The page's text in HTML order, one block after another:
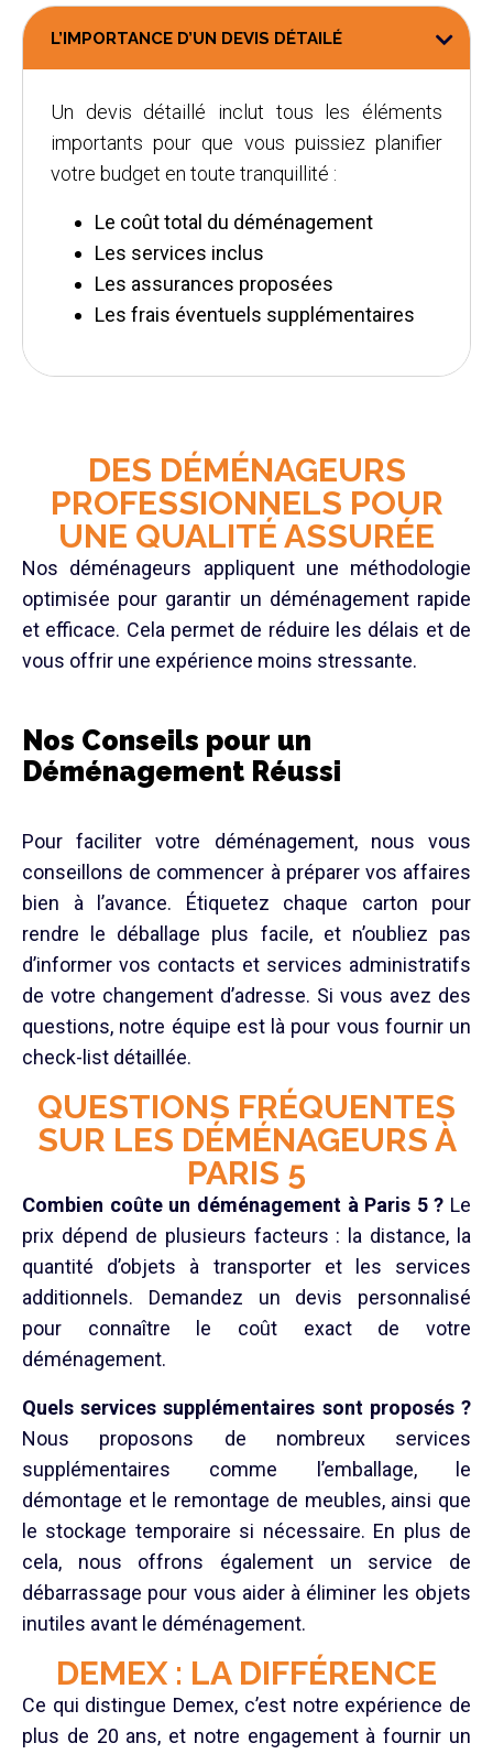
L’IMPORTANCE D’UN DEVIS DÉTAILÉ
Un devis détaillé inclut tous les éléments
importants pour que vous puissiez planifier
votre budget en toute tranquillité :
Le coût total du déménagement
Les services inclus
Les assurances proposées
Les frais éventuels supplémentaires
DES DÉMÉNAGEURS
PROFESSIONNELS POUR
UNE QUALITÉ ASSURÉE
Nos déménageurs appliquent une méthodologie
optimisée pour garantir un déménagement rapide
et efficace. Cela permet de réduire les délais et de
vous offrir une expérience moins stressante.
Nos Conseils pour un
Déménagement Réussi
Pour faciliter votre déménagement, nous vous
conseillons de commencer à préparer vos affaires
bien à l’avance. Étiquetez chaque carton pour
rendre le déballage plus facile, et n’oubliez pas
d’informer vos contacts et services administratifs
de votre changement d’adresse. Si vous avez des
questions, notre équipe est là pour vous fournir un
check-list détaillée.
QUESTIONS FRÉQUENTES
SUR LES DÉMÉNAGEURS À
PARIS 5
Combien coûte un déménagement à Paris 5 ? Le
prix dépend de plusieurs facteurs : la distance, la
quantité d’objets à transporter et les services
additionnels. Demandez un devis personnalisé
pour connaître le coût exact de votre
déménagement.
Quels services supplémentaires sont proposés ?
Nous proposons de nombreux services
supplémentaires comme l’emballage, le
démontage et le remontage de meubles, ainsi que
le stockage temporaire si nécessaire. En plus de
cela, nous offrons également un service de
débarrassage pour vous aider à éliminer les objets
inutiles avant le déménagement.
DEMEX : LA DIFFÉRENCE
Ce qui distingue Demex, c’est notre expérience de
plus de 20 ans, et notre engagement à fournir un